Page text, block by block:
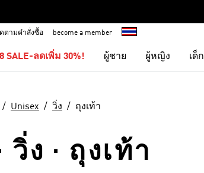
ตามคำสั่งซื้อ become a member
SALE-ลดเพิ่ม 30%! ผู้ชาย ผู้หญิง เด็ก
Unisex วิ่ง ถุงเท้า
วิ่ง · ถุงเท้า